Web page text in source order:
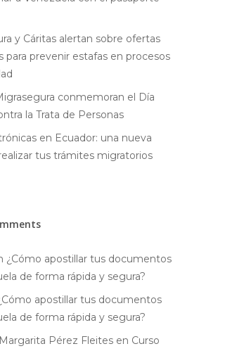
y Cáritas alertan sobre ofertas
para prevenir estafas en procesos
conmemoran el Día
la Trata de Personas
en Ecuador: una nueva
tus trámites migratorios
¿Cómo apostillar tus documentos
de forma rápida y segura?
apostillar tus documentos
de forma rápida y segura?
Pérez Fleitesen Curso